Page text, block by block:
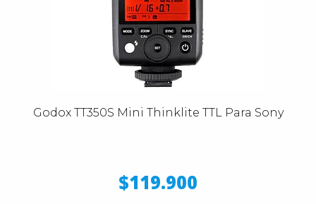
Godox TT350S Mini Thinklite TTL Para Sony
$119.900